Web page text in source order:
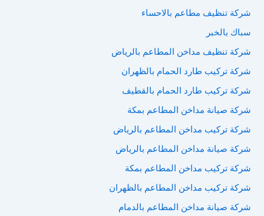
شركة تنظيف مطاعم بالاحساء
سباك بالخبر
شركة تنظيف مداخن المطاعم بالرياض
شركة تركيب طارد الحمام بالظهران
شركة تركيب طارد الحمام بالقطيف
شركة صيانة مداخن المطاعم بمكة
شركة تركيب مداخن المطاعم بالرياض
شركة صيانة مداخن المطاعم بالرياض
شركة تركيب مداخن المطاعم بمكة
شركة تركيب مداخن المطاعم بالظهران
شركة صيانة مداخن المطاعم بالدمام